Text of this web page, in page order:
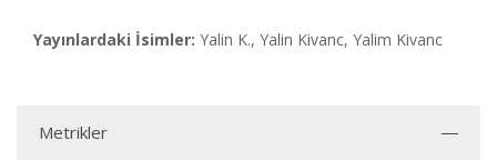
Yayınlardaki İsimler: Yalin K., Yalin Kivanc, Yalim Kivanc
Metrikler